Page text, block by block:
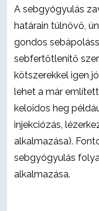
A sebgyógyulás
határain túlnövő,
gondos
sebfertőtlenítő
kötszerekkel igen
lehet a már
keloidos heg
injekciózás,
alkalmazása).
sebgyógyulás
alkalmazása.